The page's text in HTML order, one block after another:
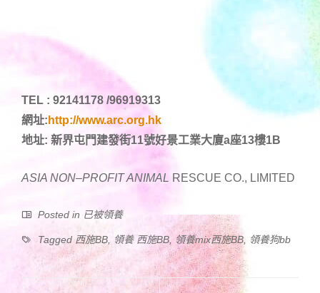
TEL : 92141178 /96919313
網址: http://www.arc.org.hk
地址: 新界屯門建發街11號好景工業大廈a座13樓1B
ASIA NON–PROFIT ANIMAL RESCUE CO., LIMITED
Posted in 已被領養
Tagged 西施BB 領養 西施BB, 領養mix西施BB 領養狗bb